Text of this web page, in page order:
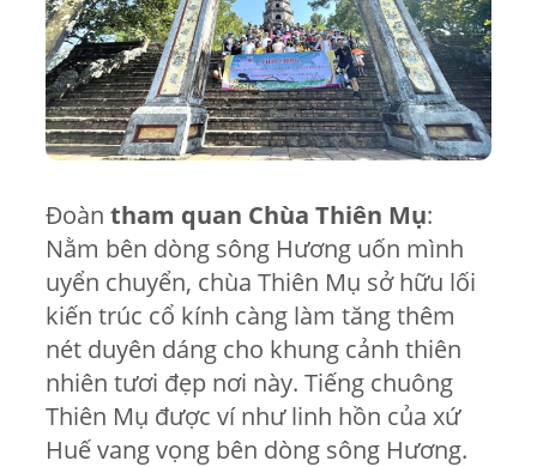
Đoàn tham quan Chùa Thiên Mụ:
Nằm bên dòng sông Hương uốn mình
uyển chuyển, chùa Thiên Mụ sở hữu lối
kiến trúc cổ kính càng làm tăng thêm
nét duyên dáng cho khung cảnh thiên
nhiên tươi đẹp nơi này. Tiếng chuông
Thiên Mụ được ví như linh hồn của xứ
Huế vang vọng bên dòng sông Hương.